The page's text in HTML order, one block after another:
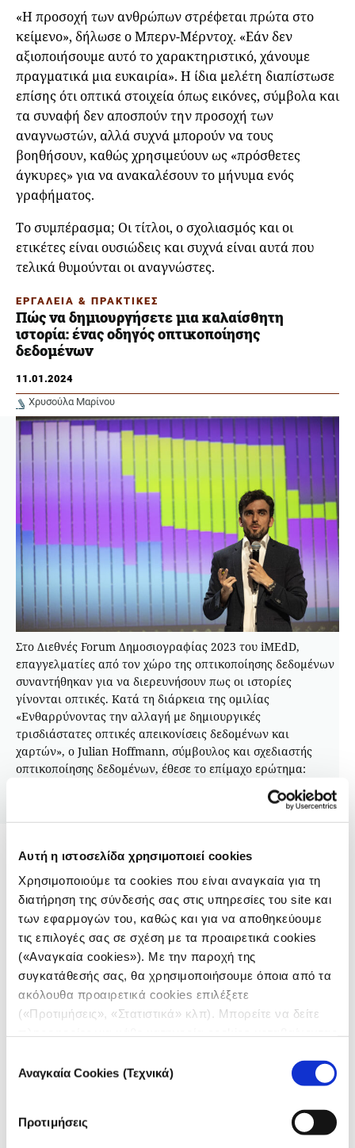
Αυτή η ιστοσελίδα χρησιμοποιεί cookies
Χρησιμοποιούμε τα cookies που είναι αναγκαία για τη
διατήρηση της σύνδεσής σας στις υπηρεσίες του site και
των εφαρμογών του, καθώς και για να αποθηκεύουμε
τις επιλογές σας σε σχέση με τα προαιρετικά cookies
(«Αναγκαία cookies»). Με την παροχή της
συγκατάθεσής σας, θα χρησιμοποιήσουμε όποια από τα
ακόλουθα προαιρετικά cookies επιλέξετε
(«Προτιμήσεις», «Στατιστικά» κλπ). Μπορείτε να δείτε
συγκατάθεσης
Αναγκαία Cookies (Τεχνικά)
Προτιμήσεις
«Η προσοχή των ανθρώπων στρέφεται πρώτα στο
κείμενο», δήλωσε ο Μπερν-Μέρντοχ. «Εάν δεν
αξιοποιήσουμε αυτό το χαρακτηριστικό, χάνουμε
πραγματικά μια ευκαιρία». Η ίδια μελέτη διαπίστωσε
επίσης ότι οπτικά στοιχεία όπως εικόνες, σύμβολα και
τα συναφή δεν αποσπούν την προσοχή των
αναγνωστών, αλλά συχνά μπορούν να τους
βοηθήσουν, καθώς χρησιμεύουν ως «πρόσθετες
άγκυρες» για να ανακαλέσουν το μήνυμα ενός
γραφήματος.
Το συμπέρασμα; Οι τίτλοι, ο σχολιασμός και οι
ετικέτες είναι ουσιώδεις και συχνά είναι αυτά που
τελικά θυμούνται οι αναγνώστες.
ΕΡΓΑΛΕΙΑ & ΠΡΑΚΤΙΚΕΣ
Πώς να δημιουργήσετε μια καλαίσθητη
ιστορία: ένας οδηγός οπτικοποίησης
δεδομένων
11.01.2024
Χρυσούλα Μαρίνου
Στο Διεθνές Forum Δημοσιογραφίας 2023 του iMEdD,
επαγγελματίες από τον χώρο της οπτικοποίησης δεδομένων
συναντήθηκαν για να διερευνήσουν πως οι ιστορίες
γίνονται οπτικές. Κατά τη διάρκεια της ομιλίας
«Ενθαρρύνοντας την αλλαγή με δημιουργικές
τρισδιάστατες οπτικές απεικονίσεις δεδομένων και
χαρτών», ο Julian Hoffmann, σύμβουλος και σχεδιαστής
οπτικοποίησης δεδομένων, έθεσε το επίμαχο ερώτημα:
Η χρωματική αντίθεση τραβάει την προσοχή
–αλλά μπορεί να λειτουργήσει
αποπροσανατολιστικά
Για τον Μπερν-Μέρντοχ, το χρώμα στα γραφήματα
είναι εξίσου σημαντικό με τις επιλογές του κειμένου.
Βασιζόμενος στο βιβλίο του Κόλιν Γουέαρ (Colin
Ware) «Visual Thinking for Design», για να εξηγήσει
πώς ο ανθρώπινος εγκέφαλος επεξεργάζεται τις
προσοχή», χαρακτηριστικά που ξεχωρίζουν όπως το
χρώμα, το σχήμα, το μέγεθος και η κίνηση, τα οποία
αντιλαμβανόμαστε άμεσα, συχνά πριν καν να το
συνειδητοποιήσουμε. Από εξελικτική άποψη, είμαστε